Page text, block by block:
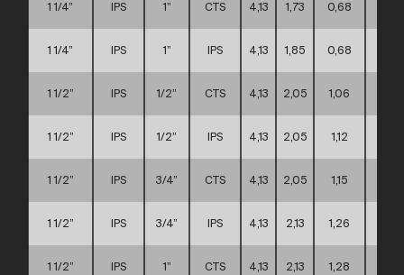
1 1/4” IPS 1” CTS 4,13 1,73 0,68
1 1/4” IPS 1” IPS 4,13 1,85 0,68
1 1/2” IPS 1/2” CTS 4,13 2,05 1,06
1 1/2” IPS 1/2” IPS 4,13 2,05 1,12
1 1/2” IPS 3/4” CTS 4,13 2,05 1,15
1 1/2” IPS 3/4” IPS 4,13 2,13 1,26
1 1/2” IPS 1” CTS 4,13 2,13 1,28